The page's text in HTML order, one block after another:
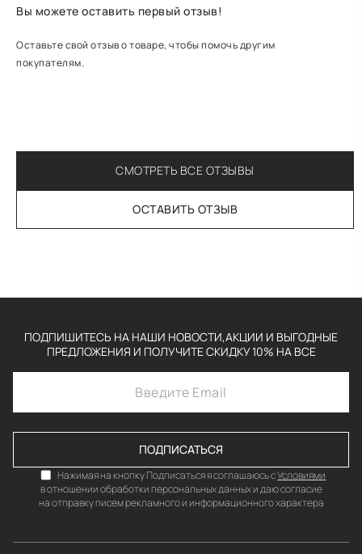
Вы можете оставить первый отзыв!
Оставьте свой отзыв о товаре, чтобы помочь другим
покупателям.
СМОТРЕТЬ ВСЕ ОТЗЫВЫ
ОСТАВИТЬ ОТЗЫВ
ПОДПИШИТЕСЬ НА НАШИ НОВОСТИ,АКЦИИ И ВЫГОДНЫЕ
ПРЕДЛОЖЕНИЯ И ПОЛУЧИТЕ СКИДКУ 10% НА ВСЕ
ПОДПИСАТЬСЯ
Нажимая на кнопку Подписаться я соглашаюсь сУсловиями
в отношении обработки персональных данных и даю согласие
на отправку писем рекламного и информационного характера